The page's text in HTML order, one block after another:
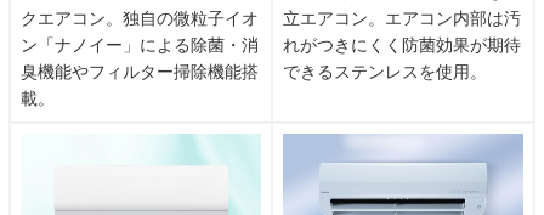
クエアコン。独自の微粒子イオ
ン「ナノイー」による除菌・消
臭機能やフィルター掃除機能搭
載。
立エアコン。エアコン内部は汚
れがつきにくく防菌効果が期待
できるステンレスを使用。